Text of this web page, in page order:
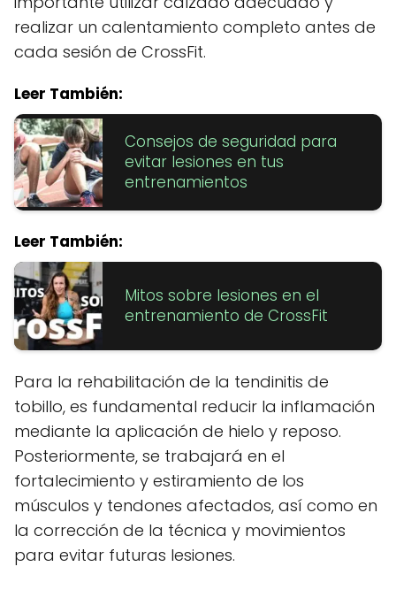
realizar un calentamiento completo antes de
cada sesión de CrossFit.
Leer También:
Consejos de seguridad para
evitar lesiones en tus
entrenamientos
Leer También:
Mitos sobre lesiones en el
entrenamiento de CrossFit
Para la rehabilitación de la tendinitis de
tobillo, es fundamental reducir la inflamación
mediante la aplicación de hielo y reposo.
Posteriormente, se trabajará en el
fortalecimiento y estiramiento de los
músculos y tendones afectados, así como en
la corrección de la técnica y movimientos
para evitar futuras lesiones.